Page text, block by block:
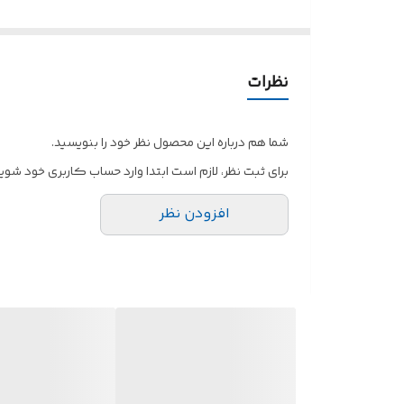
نظرات
شما هم درباره این محصول نظر خود را بنویسید.
برای ثبت نظر، لازم است ابتدا وارد حساب کاربری خود
افزودن نظر